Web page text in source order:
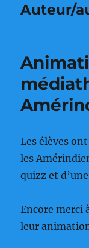
Auteur/
Les élèves
les
quizz et
Encore merci
leur